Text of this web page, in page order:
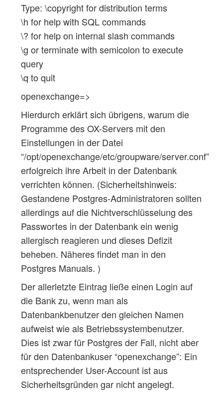
Type: \copyright for distribution terms
\h for help with SQL commands
\? for help on internal slash commands
\g or terminate with semicolon to execute
query
\q to quit
openexchange=>
Hierdurch erklärt sich übrigens, warum die
Programme des OX-Servers mit den
Einstellungen in der Datei
“/opt/openexchange/etc/groupware/server.conf”
erfolgreich ihre Arbeit in der Datenbank
verrichten können. (Sicherheitshinweis:
Gestandene Postgres-Administratoren sollten
allerdings auf die Nichtverschlüsselung des
Passwortes in der Datenbank ein wenig
allergisch reagieren und dieses Defizit
beheben. Näheres findet man in den
Postgres Manuals. )
Der allerletzte Eintrag ließe einen Login auf
die Bank zu, wenn man als
Datenbankbenutzer den gleichen Namen
aufweist wie als Betriebssystembenutzer.
Dies ist zwar für Postgres der Fall, nicht aber
für den Datenbankuser “openexchange”: Ein
entsprechender User-Account ist aus
Sicherheitsgründen gar nicht angelegt.